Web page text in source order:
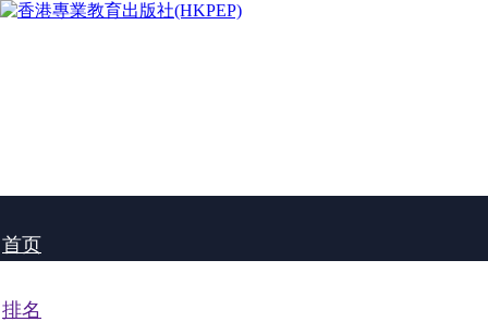
首页
排名